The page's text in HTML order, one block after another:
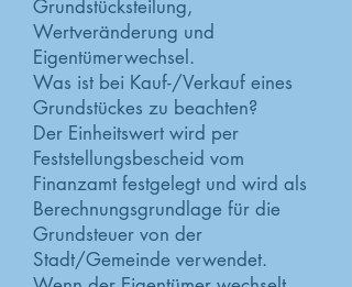
Grundstücksteilung,
Wertveränderung und
Eigentümerwechsel.
Was ist bei Kauf-/Verkauf eines
Grundstückes zu beachten?
Der Einheitswert wird per
Feststellungsbescheid vom
Finanzamt festgelegt und wird als
Berechnungsgrundlage für die
Grundsteuer von der
Stadt/Gemeinde verwendet.